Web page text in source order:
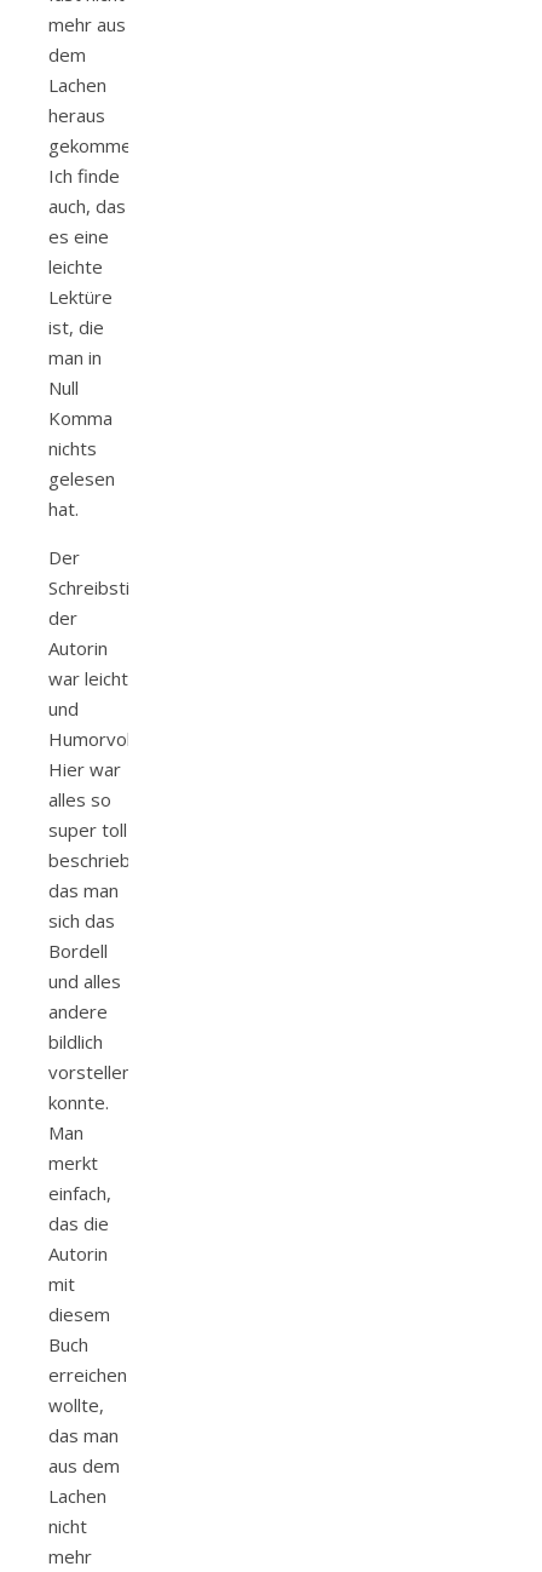
mehr aus
dem
Lachen
heraus
gekommen.
Ich finde
auch, das
es eine
leichte
Lektüre
ist, die
man in
Null
Komma
nichts
gelesen
hat.
Der
Schreibstil
der
Autorin
war leicht
und
Humorvoll.
Hier war
alles so
super toll
beschrieben,
das man
sich das
Bordell
und alles
andere
bildlich
vorstellen
konnte.
Man
merkt
einfach,
das die
Autorin
mit
diesem
Buch
erreichen
wollte,
das man
aus dem
Lachen
nicht
mehr